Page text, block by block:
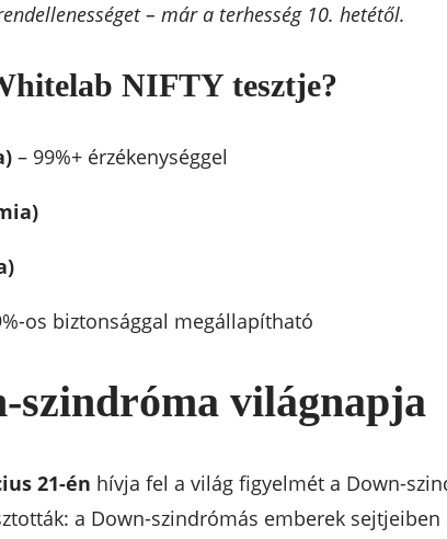
– már a terhesség 10. hetétől.
NIFTY tesztje?
– 99%+ érzékenységgel
os biztonsággal megállapítható
szindróma világnapja
21-én hívja fel a világ figyelmét a Down-
a Down-szindrómás emberek